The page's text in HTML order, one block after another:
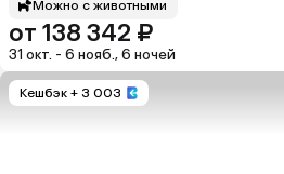
Можно с животными
от 138 342 ₽
31 окт. - 6 нояб., 6 ночей
Кешбэк + 3 003